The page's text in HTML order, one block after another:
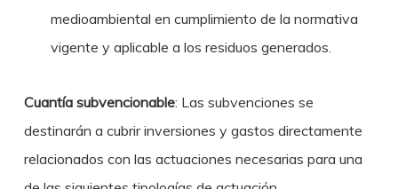
medioambiental en cumplimiento de la normativa
vigente y aplicable a los residuos generados.
Cuantía subvencionable: Las subvenciones se
destinarán a cubrir inversiones y gastos directamente
relacionados con las actuaciones necesarias para una